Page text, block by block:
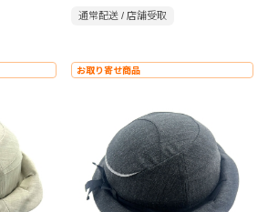
ットネイ
Cアーバン M-L 57-59cm マットフラ
ッシュレッド
通常配送 / 店舗受取
お取り寄せ商品